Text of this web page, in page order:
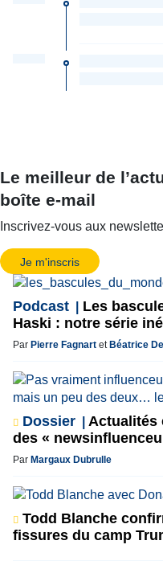
Le meilleur de
boîte e-mail
Inscrivez-vous aux
Je m'inscris
Podcast
Les
Haski : notre série
Par Pierre Fagnart et Béatrice
Dossier
Actualités
des «
Par Margaux Dubrulle
Todd Blanche
fissures du camp